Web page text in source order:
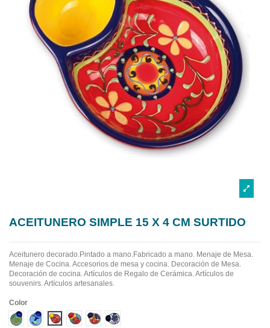
ACEITUNERO SIMPLE 15 X 4 CM SURTIDO
Aceitunero decorado.Pintado a mano.Fabricado a mano. Menaje de Mesa.
Menaje de Cocina. Accesorios de mesa y cocina. Decoración de Mesa.
Decoración de cocina. Artículos de Regalo de Cerámica. Artículos de
souvenirs. Artículos artesanales.
Color
Diseño 1Diseño 2Diseño 3Diseño 4Diseño 5Diseño 6